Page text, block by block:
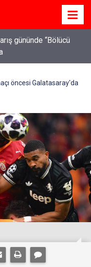
gününde “Bölücü
öncesi Galatasaray'da